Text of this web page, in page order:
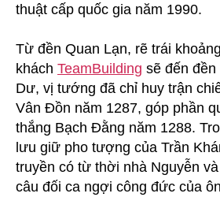
thuật cấp quốc gia năm 1990.
Từ đền Quan Lạn, rẽ trái
khách TeamBuilding sẽ đến
Dư, vị tướng đã chỉ huy trận
Vân Đồn năm 1287, góp phần
thắng Bạch Đằng năm 1288.
lưu giữ pho tượng của Trần
truyền có từ thời nhà Nguyễn
câu đối ca ngợi công đức của